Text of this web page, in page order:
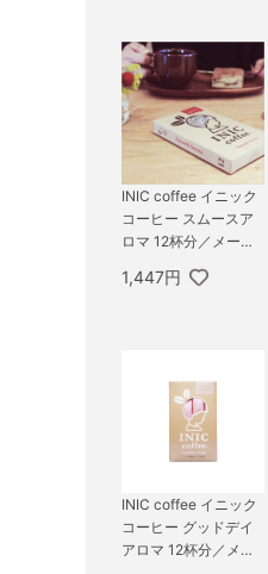
INIC coffee イニック
コーヒー スムースア
ロマ 12杯分／メール
1,447円
INIC coffee イニック
コーヒー グッドデイ
アロマ 12杯分／メー